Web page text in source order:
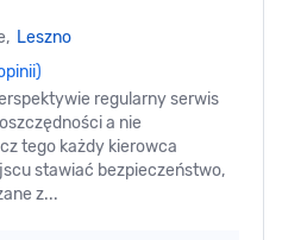
Leszno
regularny serwis
a nie
tego każdy kierowca
stawiać bezpieczeństwo,
z...